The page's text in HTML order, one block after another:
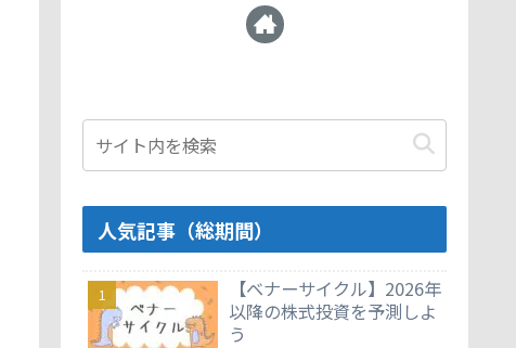
人気記事（総期間）
【ベナーサイクル】2026年
以降の株式投資を予測しよ
う